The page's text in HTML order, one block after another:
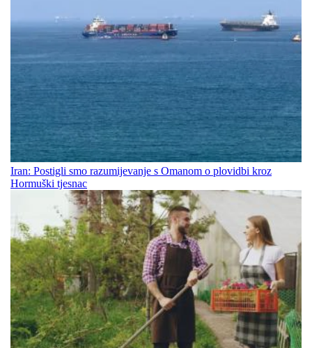
Iran: Postigli smo razumijevanje s Omanom o plovidbi kroz
Hormuški tjesnac